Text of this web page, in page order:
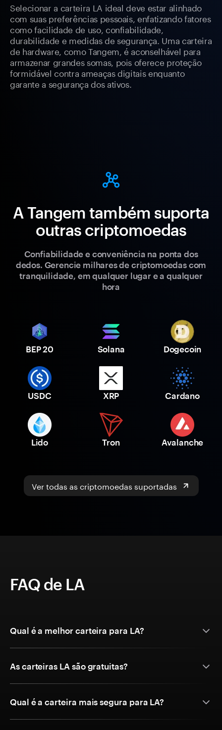
Selecionar a carteira LA ideal deve estar alinhado
com suas preferências pessoais, enfatizando fatores
como facilidade de uso, confiabilidade,
durabilidade e medidas de segurança. Uma carteira
de hardware, como Tangem, é aconselhável para
armazenar grandes somas, pois oferece proteção
formidável contra ameaças digitais enquanto
garante a segurança dos ativos.
A Tangem também suporta
outras criptomoedas
Confiabilidade e conveniência na ponta dos
dedos. Gerencie milhares de criptomoedas com
tranquilidade, em qualquer lugar e a qualquer
hora
BEP 20 Solana Dogecoin
USDC XRP Cardano
Lido Tron Avalanche
Ver todas as criptomoedas suportadas
FAQ de LA
Qual é a melhor carteira para LA?
As carteiras LA são gratuitas?
Qual é a carteira mais segura para LA?